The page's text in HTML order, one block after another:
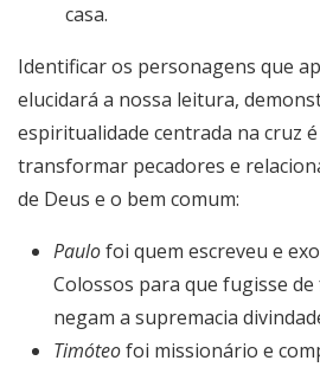
casa.
Identificar os personagens que
elucidará a nossa leitura,
espiritualidade centrada na cruz
transformar pecadores e
de Deus e o bem comum:
Paulofoi quem escreveu e
Colossos para que fugisse
negam a supremacia
Timóteofoi missionário e